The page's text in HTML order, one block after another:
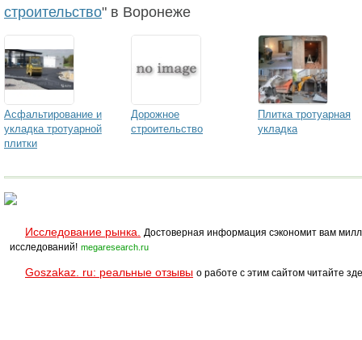
строительство" в Воронеже
Асфальтирование и
укладка тротуарной
плитки
Дорожное
строительство
Плитка тротуарная
укладка
Исследование рынка.
Достоверная информация сэкономит вам
исследований! megaresearch.ru
Goszakaz. ru: реальные отзывы о работе с этим сайтом читайте